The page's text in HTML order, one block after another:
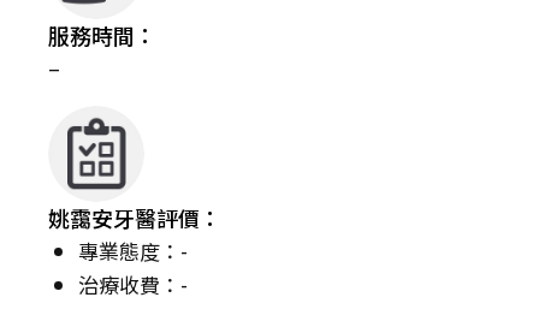
服務時間：
–
姚靄安牙醫評價：
專業態度：-
治療收費：-